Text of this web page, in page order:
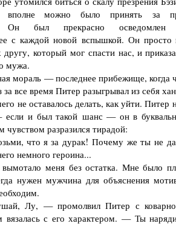
вполне можно было принять
Он был прекрасно
с каждой новой вспышкой. Он просто
который мог спасти нас, и
мужа.
мораль — последнее прибежище, когда
все время Питер разыгрывал из себя
не оставалось делать, как уйти.
и был такой шанс — он в
чувством разразился тирадой:
что я за дурак! Почему же ты не
немного героина...
меня без остатка. Мне было
нужен мужчина для объяснения
Лу, — промолвил Питер с коварной
вязалась с его характером. — Ты